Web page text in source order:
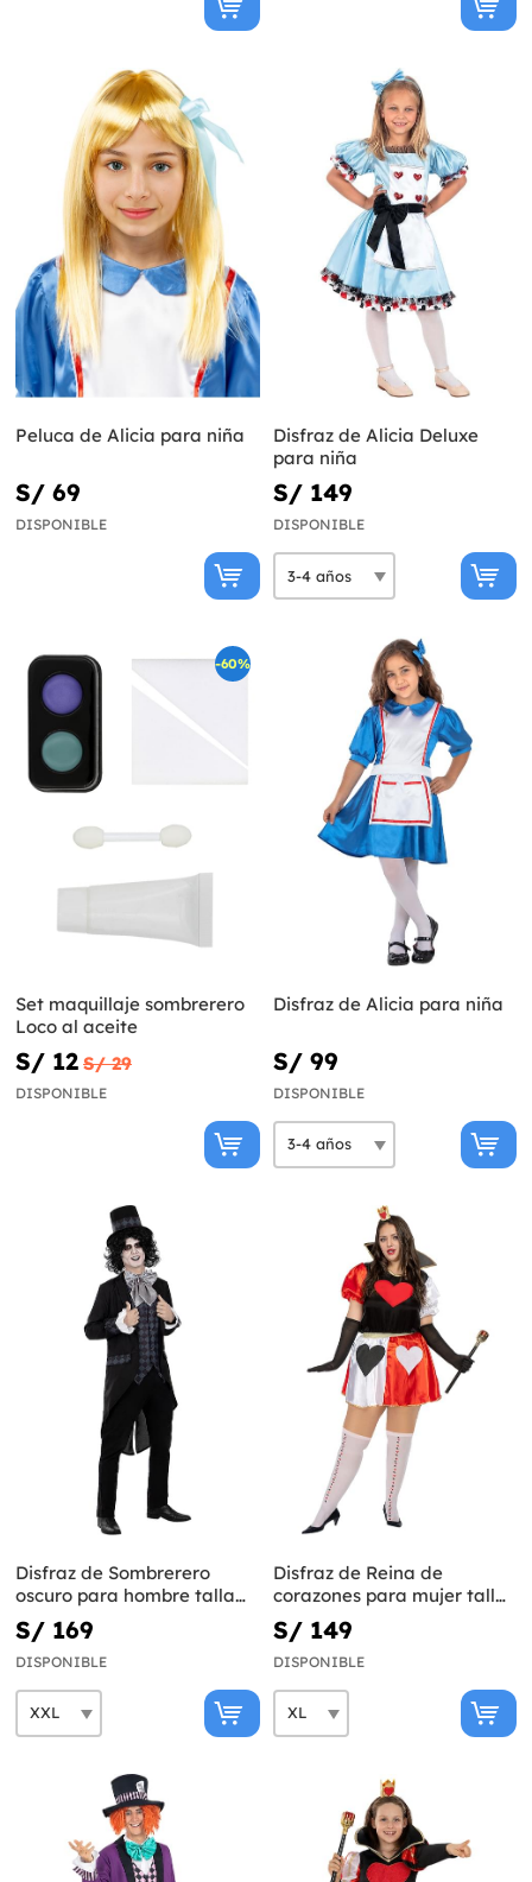
Peluca de Alicia para niña
S/ 69
DISPONIBLE
Disfraz de Alicia Deluxe
para niña
S/ 149
DISPONIBLE
-60%
Set maquillaje sombrerero
Loco al aceite
S/ 12 S/ 29
DISPONIBLE
Disfraz de Alicia para niña
S/ 99
DISPONIBLE
Disfraz de Sombrerero
oscuro para hombre talla
grande
S/ 169
DISPONIBLE
Disfraz de Reina de
corazones para mujer talla
grande
S/ 149
DISPONIBLE